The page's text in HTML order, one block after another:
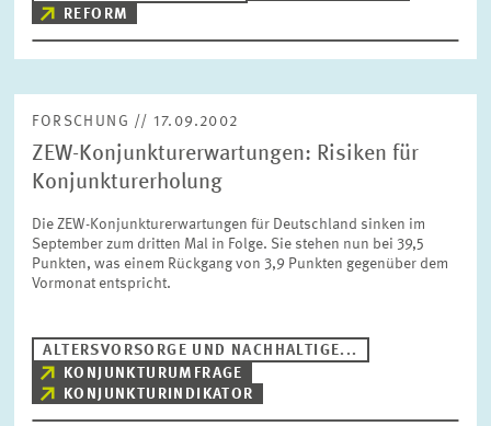
ZEW IN DEN MEDIEN
REFORM
FORSCHUNG // 17.09.2002
ZEW-Konjunkturerwartungen: Risiken für
Konjunkturerholung
Die ZEW-Konjunkturerwartungen für Deutschland sinken im
September zum dritten Mal in Folge. Sie stehen nun bei 39,5
Punkten, was einem Rückgang von 3,9 Punkten gegenüber dem
Vormonat entspricht.
ALTERSVORSORGE UND NACHHALTIGE...
KONJUNKTURUMFRAGE
KONJUNKTURINDIKATOR